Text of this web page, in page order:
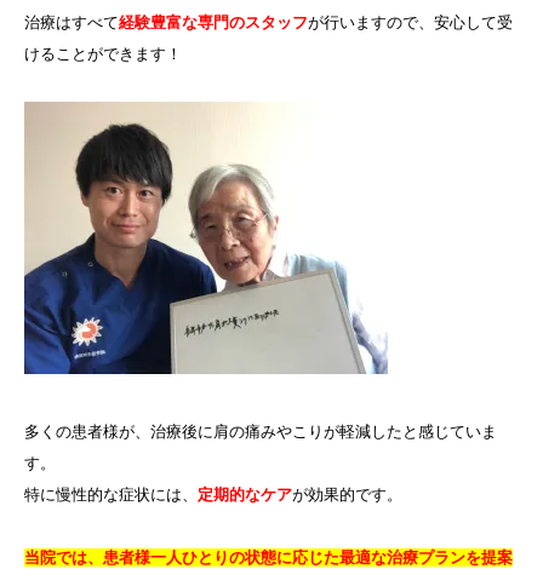
治療はすべて経験豊富な専門のスタッフが行いますので、安心して受
けることができます！
多くの患者様が、治療後に肩の痛みやこりが軽減したと感じていま
す。
特に慢性的な症状には、 定期的なケアが効果的です。
当院では、患者様一人ひとりの状態に応じた最適な治療プランを提案